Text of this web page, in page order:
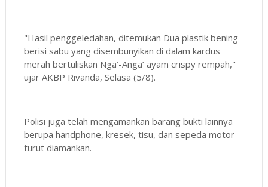
"Hasil penggeledahan, ditemukan Dua plastik bening
berisi sabu yang disembunyikan di dalam kardus
merah bertuliskan Nga’-Anga’ ayam crispy rempah,"
ujar AKBP Rivanda, Selasa (5/8).
Polisi juga telah mengamankan barang bukti lainnya
berupa handphone, kresek, tisu, dan sepeda motor
turut diamankan.